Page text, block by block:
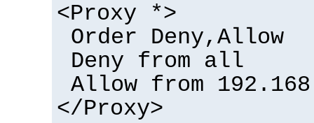
<Proxy *>
Order Deny,Allow
Deny from all
Allow from
</Proxy>